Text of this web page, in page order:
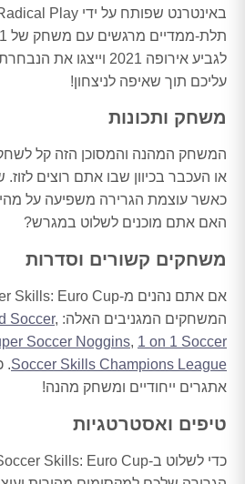
לגביע אירופה 2021
עליכם תוך שאיפה לניצחון!
משחק ותכונות
המשחק המהנה והמסוכן הזה קל
או העכבר בכיוון שבו אתם רוצים
כאשר עוצמת הגרירה משפיעה על
האם אתם מוכנים לשלוט במגרש?
משחקים קשורים וסדרות
המשחקים המגניבים האלה: Soccer,
Soccer Noggins, 1 on 1 Soccer
Soccer Skills Champions League
.
אתגרים ייחודיים ומשחק מהנה!
טיפים ואסטרטגיות